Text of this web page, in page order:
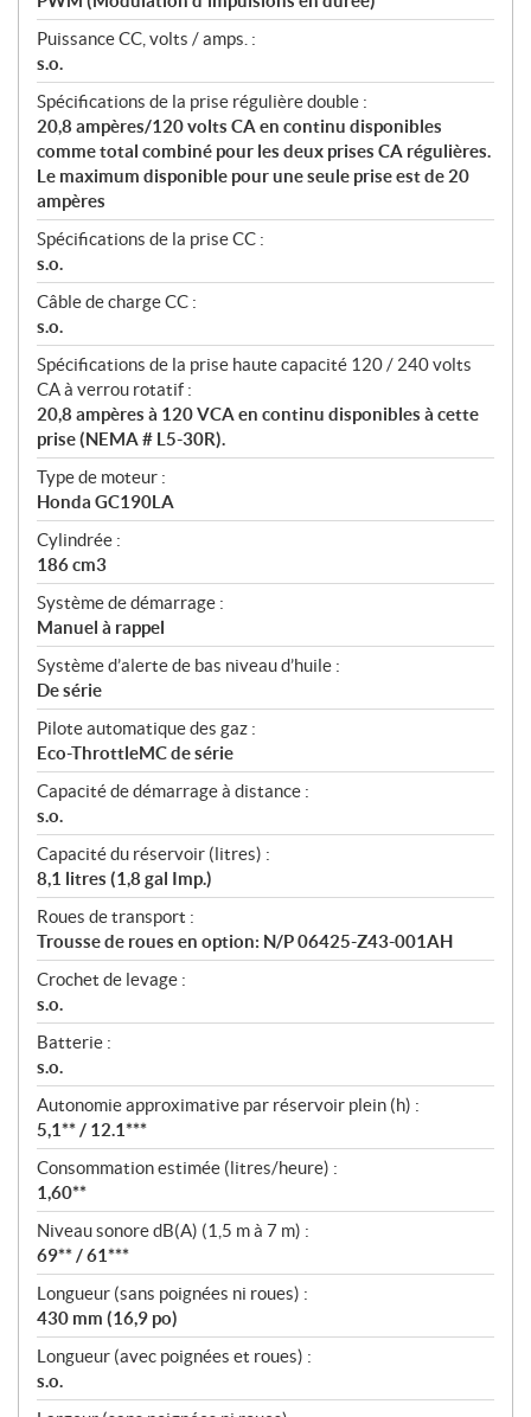
Puissance CC, volts / amps. :
s.o.
Spécifications de la prise régulière double :
20,8 ampères/120 volts CA en continu disponibles
comme total combiné pour les deux prises CA régulières.
Le maximum disponible pour une seule prise est de 20
ampères
Spécifications de la prise CC :
s.o.
Câble de charge CC :
s.o.
Spécifications de la prise haute capacité 120 / 240 volts
CA à verrou rotatif :
20,8 ampères à 120 VCA en continu disponibles à cette
prise (NEMA # L5-30R).
Type de moteur :
Honda GC190LA
Cylindrée :
186 cm3
Système de démarrage :
Manuel à rappel
Système d’alerte de bas niveau d’huile :
De série
Pilote automatique des gaz :
Eco-ThrottleMC de série
Capacité de démarrage à distance :
s.o.
Capacité du réservoir (litres) :
8,1 litres (1,8 gal Imp.)
Roues de transport :
Trousse de roues en option: N/P 06425-Z43-001AH
Crochet de levage :
s.o.
Batterie :
s.o.
Autonomie approximative par réservoir plein (h) :
5,1** / 12.1***
Consommation estimée (litres/heure) :
1,60**
Niveau sonore dB(A) (1,5 m à 7 m) :
69** / 61***
Longueur (sans poignées ni roues) :
430 mm (16,9 po)
Longueur (avec poignées et roues) :
s.o.